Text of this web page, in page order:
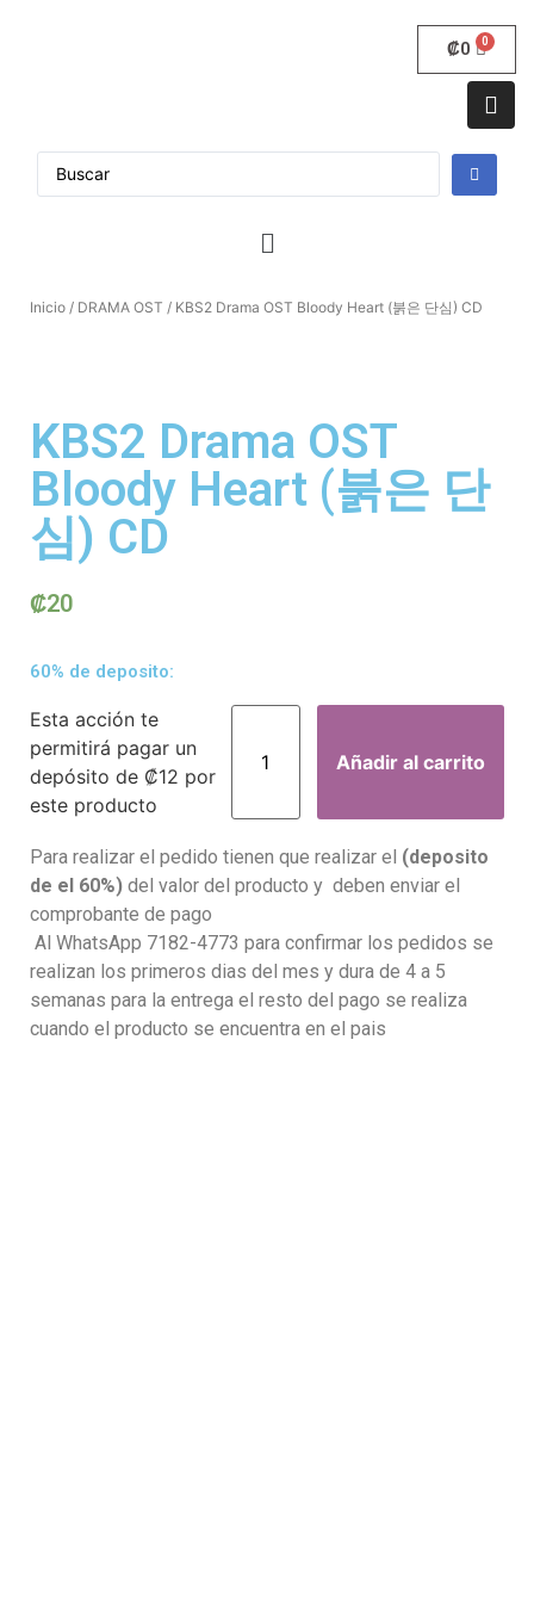
₡0
Inicio / DRAMA OST / KBS2 Drama OST Bloody Heart (붉은 단심) CD
KBS2 Drama OST
Bloody Heart (붉은 단
심) CD
₡20
60% de deposito:
Esta acción te
permitirá pagar un
depósito de ₡12 por
este producto
Añadir al carrito
Para realizar el pedido tienen que realizar el (deposito
de el 60%) del valor del producto y deben enviar el
comprobante de pago
Al WhatsApp 7182-4773 para confirmar los pedidos se
realizan los primeros dias del mes y dura de 4 a 5
semanas para la entrega el resto del pago se realiza
cuando el producto se encuentra en el pais